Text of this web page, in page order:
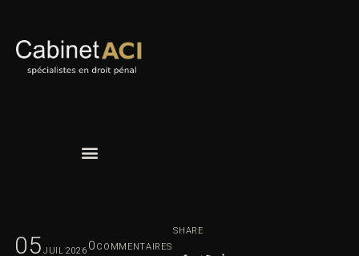
05 JUIL 2026 0 COMMENTAIRES
SHARE